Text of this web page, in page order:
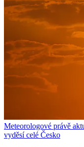
Meteorologové právě
vyděsí celé Česko